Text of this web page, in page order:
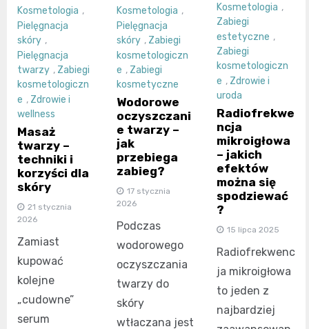
Kosmetologia ,
Pielęgnacja
skóry ,
Pielęgnacja
twarzy , Zabiegi
kosmetologiczn
e , Zdrowie i
wellness
Masaż
twarzy –
techniki i
korzyści dla
skóry
21 stycznia
2026
Zamiast
kupować
kolejne
„cudowne”
serum
Kosmetologia ,
Pielęgnacja
skóry , Zabiegi
kosmetologiczn
e , Zabiegi
kosmetyczne
Wodorowe
oczyszczani
e twarzy –
jak
przebiega
zabieg?
17 stycznia
2026
Podczas
wodorowego
oczyszczania
twarzy do
skóry
wtłaczana jest
Kosmetologia ,
Zabiegi
estetyczne ,
Zabiegi
kosmetologiczn
e , Zdrowie i
uroda
Radiofrekwe
ncja
mikroigłowa
– jakich
efektów
można się
spodziewać
?
15 lipca 2025
Radiofrekwenc
ja mikroigłowa
to jeden z
najbardziej